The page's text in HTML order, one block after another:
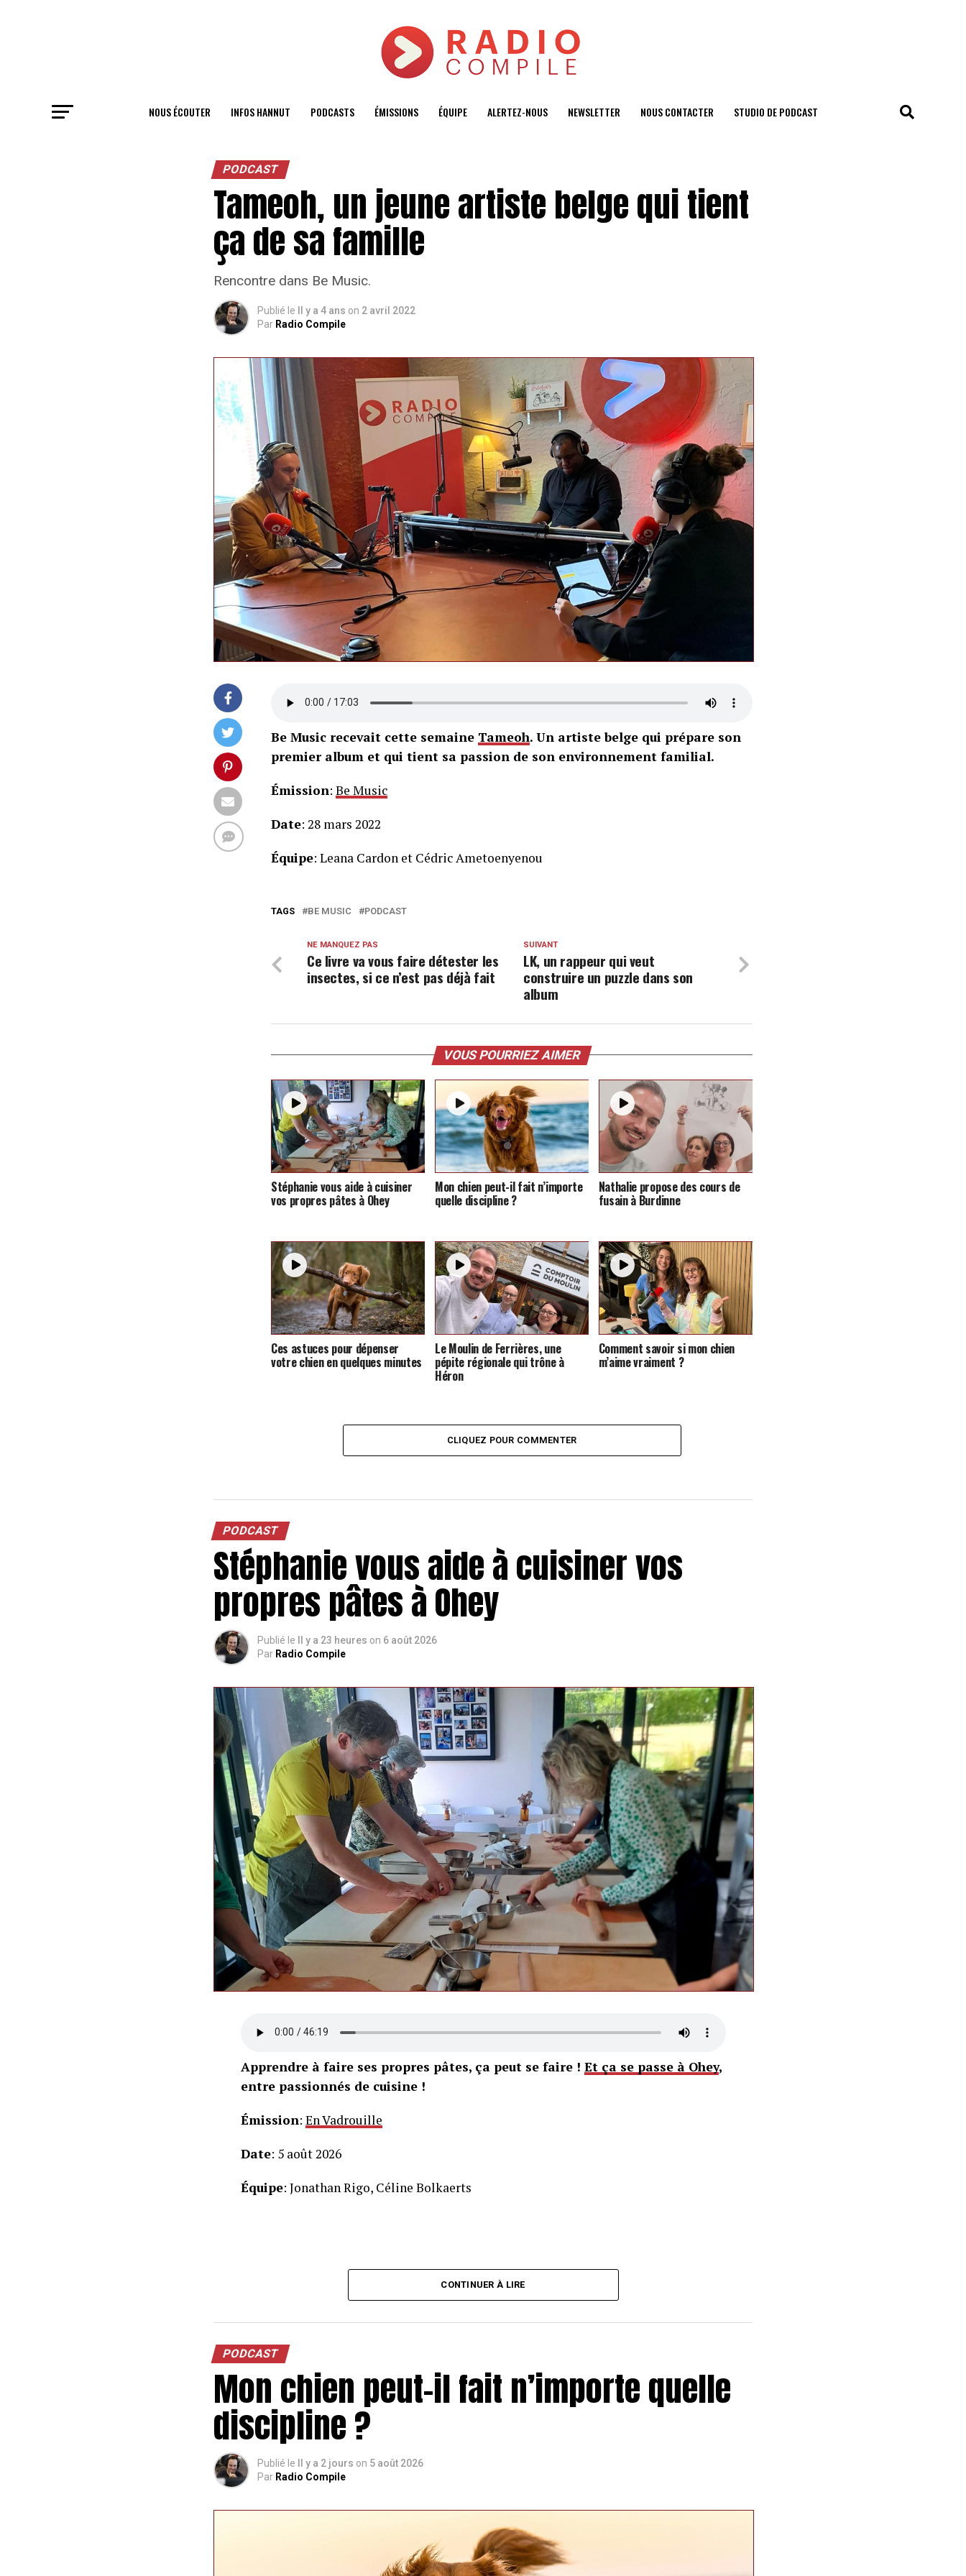
NOUS ÉCOUTER INFOS HANNUT PODCASTS ÉMISSIONS ÉQUIPE ALERTEZ-NOUS NEWSLETTER NOUS CONTACTER STUDIO DE PODCAST
PODCAST
Tameoh, un jeune artiste belge qui tient
ça de sa famille
Rencontre dans Be Music.
Publié le Il y a 4 ans on 2 avril 2022
Par Radio Compile
Be Music recevait cette semaine Tameoh. Un artiste belge qui prépare son
premier album et qui tient sa passion de son environnement familial.
Émission: Be Music
Date: 28 mars 2022
Équipe: Leana Cardon et Cédric Ametoenyenou
TAGS BE MUSIC PODCAST
SUIVANT
LK, un rappeur qui veut
construire un puzzle dans son
album
NE MANQUEZ PAS
Ce livre va vous faire détester les
insectes, si ce n’est pas déjà fait
VOUS POURRIEZ AIMER
Stéphanie vous aide à cuisiner
vos propres pâtes à Ohey
Mon chien peut-il fait n’importe
quelle discipline ?
Nathalie propose des cours de
fusain à Burdinne
Ces astuces pour dépenser
votre chien en quelques minutes
Le Moulin de Ferrières, une
pépite régionale qui trône à
Héron
Comment savoir si mon chien
m’aime vraiment ?
CLIQUEZ POUR COMMENTER
PODCAST
Stéphanie vous aide à cuisiner vos
propres pâtes à Ohey
Publié le Il y a 23 heures on 6 août 2026
Par Radio Compile
Apprendre à faire ses propres pâtes, ça peut se faire ! Et ça se passe à Ohey,
entre passionnés de cuisine !
Émission: En Vadrouille
Date: 5 août 2026
Équipe: Jonathan Rigo, Céline Bolkaerts
CONTINUER À LIRE
PODCAST
Mon chien peut-il fait n’importe quelle
discipline ?
Publié le Il y a 2 jours on 5 août 2026
Par Radio Compile